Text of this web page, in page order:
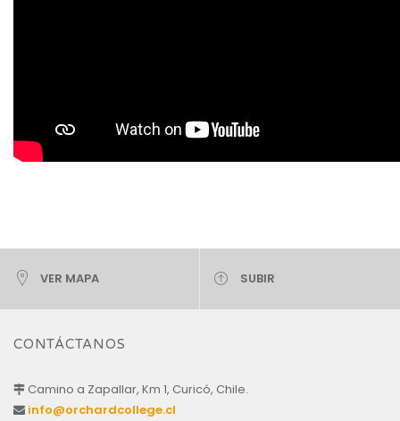
VER MAPA SUBIR
CONTÁCTANOS
Camino a Zapallar, Km 1, Curicó, Chile.
info@orchardcollege.cl